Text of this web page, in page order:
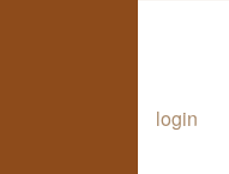
login